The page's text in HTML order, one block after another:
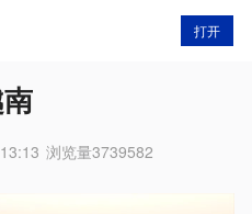
打开
浏览量3739582